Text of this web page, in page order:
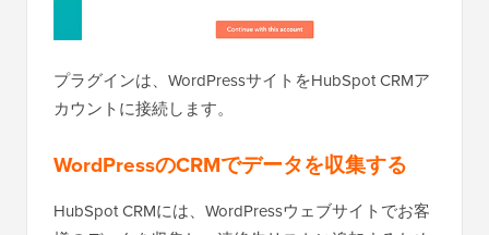
プラグインは、WordPressサイトをHubSpot CRMア
カウントに接続します。
WordPressのCRMでデータを収集する
HubSpot CRMには、WordPressウェブサイトでお客